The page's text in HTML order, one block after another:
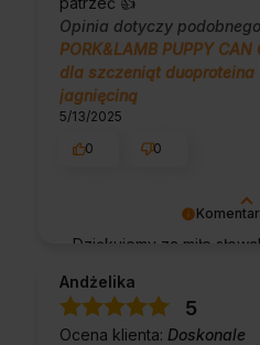
Dziękujemy za miłe
możemy zapewnić
świetnym klientom.
Opinia dotyczy
PORK&LAMB PUPPY
dla szczeniąt
jagnięciną
5/13/2025
0
0
Andżelika
5
Ocena klienta: Doskonale